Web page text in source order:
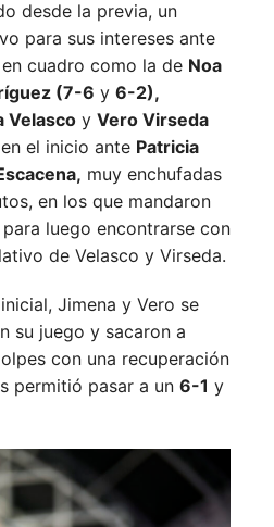
desde la previa, un
para sus intereses ante
cuadro como la de Noa
(7-6 y 6-2),
Velasco y Vero Virseda
el inicio ante Patricia
muy enchufadas
en los que mandaron
para luego encontrarse con
de Velasco y Virseda.
Jimena y Vero se
su juego y sacaron a
con una recuperación
permitió pasar a un 6-1 y